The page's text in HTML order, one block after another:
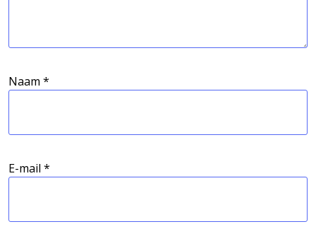
Naam *
E-mail *